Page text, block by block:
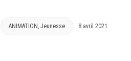
ANIMATION, Jeunesse 8 avril 2021